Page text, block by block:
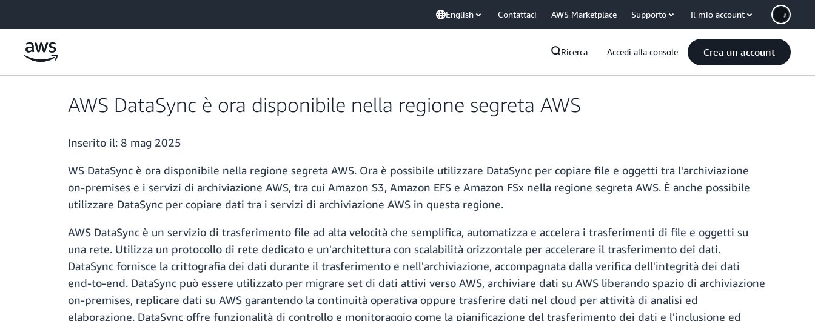
English Contattaci AWS Marketplace Supporto Il mio account
Ricerca Accedi alla console Crea un account
AWS DataSync è ora disponibile nella regione segreta AWS
Inserito il: 8 mag 2025
WS DataSync è ora disponibile nella regione segreta AWS. Ora è possibile utilizzare DataSync per copiare file e oggetti tra l'archiviazione
on-premises e i servizi di archiviazione AWS, tra cui Amazon S3, Amazon EFS e Amazon FSx nella regione segreta AWS. È anche possibile
utilizzare DataSync per copiare dati tra i servizi di archiviazione AWS in questa regione.
AWS DataSync è un servizio di trasferimento file ad alta velocità che semplifica, automatizza e accelera i trasferimenti di file e oggetti su
una rete. Utilizza un protocollo di rete dedicato e un'architettura con scalabilità orizzontale per accelerare il trasferimento dei dati.
DataSync fornisce la crittografia dei dati durante il trasferimento e nell'archiviazione, accompagnata dalla verifica dell'integrità dei dati
end-to-end. DataSync può essere utilizzato per migrare set di dati attivi verso AWS, archiviare dati su AWS liberando spazio di archiviazione
on-premises, replicare dati su AWS garantendo la continuità operativa oppure trasferire dati nel cloud per attività di analisi ed
elaborazione. DataSync offre funzionalità di controllo e monitoraggio come la pianificazione del trasferimento dei dati e l'inclusione ed